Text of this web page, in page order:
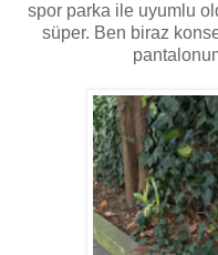
spor parka ile uyumlu
süper. Ben biraz